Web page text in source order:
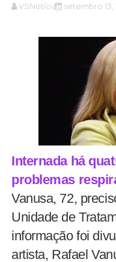
VSNotícias setembro 13,
Internada há
problemas
Vanusa, 72,
Unidade de
informação foi
artista, Rafael